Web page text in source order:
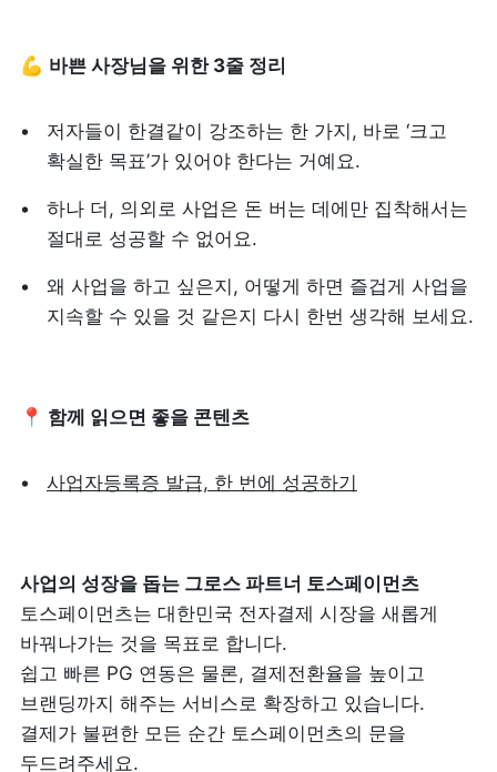
💪 바쁜 사장님을 위한 3줄 정리
저자들이 한결같이 강조하는 한 가지, 바로 ‘크고
확실한 목표’가 있어야 한다는 거예요.
하나 더, 의외로 사업은 돈 버는 데에만 집착해서는
절대로 성공할 수 없어요.
왜 사업을 하고 싶은지, 어떻게 하면 즐겁게 사업을
지속할 수 있을 것 같은지 다시 한번 생각해 보세요.
📍 함께 읽으면 좋을 콘텐츠
사업자등록증 발급, 한 번에 성공하기
사업의 성장을 돕는 그로스 파트너 토스페이먼츠
토스페이먼츠는 대한민국 전자결제 시장을 새롭게
바꿔나가는 것을 목표로 합니다.
쉽고 빠른 PG 연동은 물론, 결제전환율을 높이고
브랜딩까지 해주는 서비스로 확장하고 있습니다.
결제가 불편한 모든 순간 토스페이먼츠의 문을
두드려주세요.